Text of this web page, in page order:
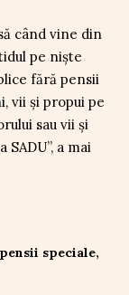
când vine din
pe niște
fără pensii
vii și propui pe
sau vii și
a mai
pensii speciale